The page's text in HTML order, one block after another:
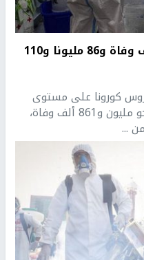
كورونا عالميا: مليونا و861 ألف وفاة و86 مليونا و110
كورونا على مستوى
العالم حتى صباح اليوم الثلاثاء نحو مليون و861 ألف وفاة،
...